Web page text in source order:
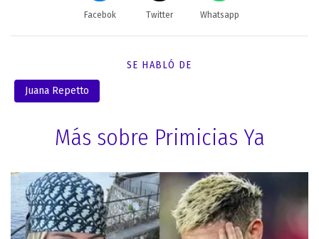
Facebok Twitter Whatsapp
SE HABLÓ DE
Juana Repetto
Más sobre Primicias Ya